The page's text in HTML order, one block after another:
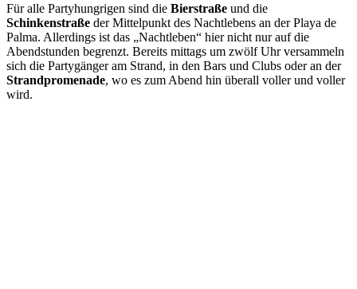
Für alle Partyhungrigen sind die Bierstraße und die
Schinkenstraße der Mittelpunkt des Nachtlebens an der Playa de
Palma. Allerdings ist das „Nachtleben“ hier nicht nur auf die
Abendstunden begrenzt. Bereits mittags um zwölf Uhr versammeln
sich die Partygänger am Strand, in den Bars und Clubs oder an der
Strandpromenade, wo es zum Abend hin überall voller und voller
wird.